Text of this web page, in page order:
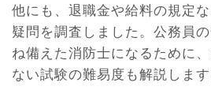
他にも、退職金や給料の規定
疑問を調査しました。公務員
ね備えた消防士になるために
ない試験の難易度も解説します